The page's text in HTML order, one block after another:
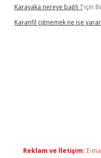
Karayaka nereye bağlı ? için
Karanfil çiğnemek ne işe
Reklam ve İletişim: E-